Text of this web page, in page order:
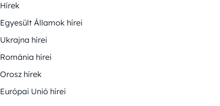
Hírek
Egyesült Államok hírei
Ukrajna hírei
Románia hírei
Orosz hírek
Európai Unió hírei